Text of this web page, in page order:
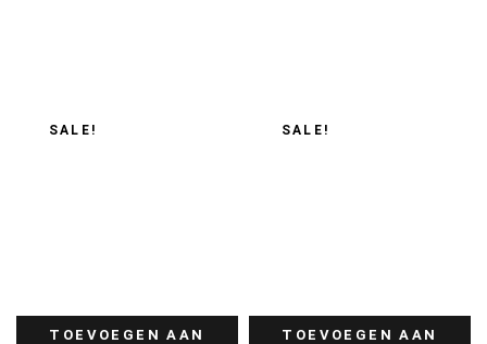
SALE!
TOEVOEGEN AAN
SALE!
TOEVOEGEN AAN